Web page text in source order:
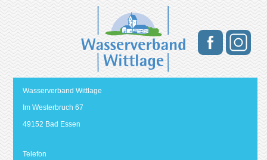
Wasserverband Wittlage
Im Westerbruch 67
49152 Bad Essen
Telefon